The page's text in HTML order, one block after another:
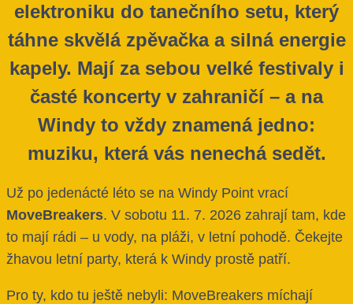
elektroniku do tanečního setu, který
táhne skvělá zpěvačka a silná energie
kapely. Mají za sebou velké festivaly i
časté koncerty v zahraničí – a na
Windy to vždy znamená jedno:
muziku, která vás nenechá sedět.
Už po jedenácté léto se na Windy Point vrací
MoveBreakers. V sobotu 11. 7. 2026 zahrají tam, kde
to mají rádi – u vody, na pláži, v letní pohodě. Čekejte
žhavou letní party, která k Windy prostě patří.
Pro ty, kdo tu ještě nebyli: MoveBreakers míchají